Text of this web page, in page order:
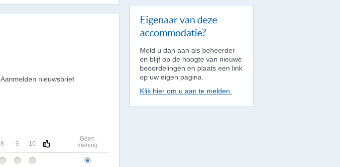
Aanmelden nieuwsbrief
8 9 10
Geen
mening
Eigenaar van deze
accommodatie?
Meld u dan aan als beheerder
en blijf op de hoogte van nieuwe
beoordelingen en plaats een link
op uw eigen pagina.
Klik hier om u aan te melden.